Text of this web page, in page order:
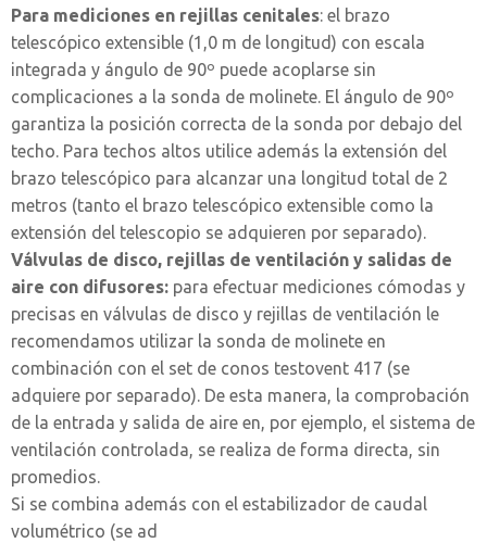
Para mediciones en rejillas cenitales: el brazo
telescópico extensible (1,0 m de longitud) con escala
integrada y ángulo de 90º puede acoplarse sin
complicaciones a la sonda de molinete. El ángulo de 90º
garantiza la posición correcta de la sonda por debajo del
techo. Para techos altos utilice además la extensión del
brazo telescópico para alcanzar una longitud total de 2
metros (tanto el brazo telescópico extensible como la
extensión del telescopio se adquieren por separado).
Válvulas de disco, rejillas de ventilación y salidas de
aire con difusores: para efectuar mediciones cómodas y
precisas en válvulas de disco y rejillas de ventilación le
recomendamos utilizar la sonda de molinete en
combinación con el set de conos testovent 417 (se
adquiere por separado). De esta manera, la comprobación
de la entrada y salida de aire en, por ejemplo, el sistema de
ventilación controlada, se realiza de forma directa, sin
promedios.
Si se combina además con el estabilizador de caudal
volumétrico (se ad